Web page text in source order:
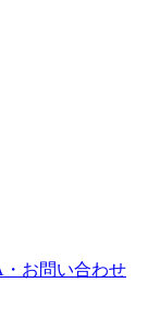
お問い合わせ